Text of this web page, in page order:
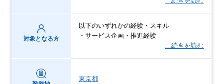
対象となる方
以下のいずれかの経験・スキル
・サービス企画・推進経験
…続きを読む
東京都